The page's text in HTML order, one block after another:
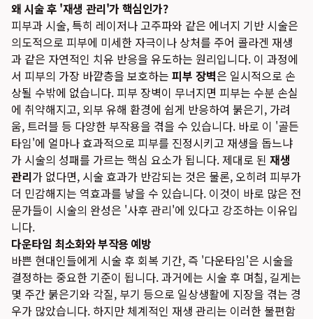
왜 시술 후 '재생 관리'가 핵심인가?
피부과 시술, 특히 레이저나 고주파와 같은 에너지 기반 시술은
의도적으로 피부에 미세한 자극이나 상처를 주어 콜라겐 재생
과 같은 자연적인 치유 반응을 유도하는 원리입니다. 이 과정에
서 피부의 가장 바깥층을 보호하는 피부 장벽은 일시적으로 손
상될 수밖에 없습니다. 피부 장벽이 무너지면 피부는 수분 손실
에 취약해지고, 외부 유해 환경에 쉽게 반응하여 붉은기, 가려
움, 트러블 등 다양한 부작용을 겪을 수 있습니다. 바로 이 '골든
타임'에 얼마나 효과적으로 피부를 진정시키고 재생을 돕느냐
가 시술의 성패를 가르는 핵심 요소가 됩니다. 제대로 된 재생
관리가 없다면, 시술 효과가 반감되는 것은 물론, 오히려 피부가
더 민감해지는 역효과를 낳을 수 있습니다. 이것이 바로 많은 전
문가들이 시술의 완성은 '사후 관리'에 있다고 강조하는 이유입
니다.
다운타임 최소화와 부작용 예방
바쁜 현대인들에게 시술 후 회복 기간, 즉 '다운타임'은 시술을
결정하는 중요한 기준이 됩니다. 과거에는 시술 후 며칠, 길게는
몇 주간 붉은기와 각질, 부기 등으로 일상생활에 지장을 겪는 경
우가 많았습니다. 하지만 체계적인 재생 관리는 이러한 불편함